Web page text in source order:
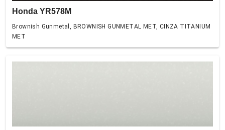
Honda YR578M
Brownish Gunmetal, BROWNISH GUNMETAL MET, CINZA TITANIUM
MET